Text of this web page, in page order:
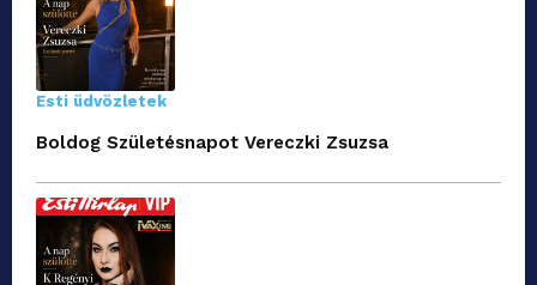
Esti üdvözletek
Boldog Születésnapot Vereczki Zsuzsa